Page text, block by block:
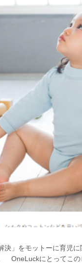
決」をモットーに育児
OneLuckにとってこ